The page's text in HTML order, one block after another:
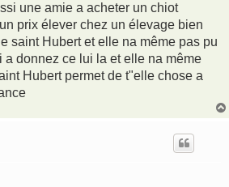
une amie a acheter un chiot
prix élever chez un élevage bien
saint Hubert et elle na même pas pu
a donnez ce lui la et elle na même
Hubert permet de t"elle chose a